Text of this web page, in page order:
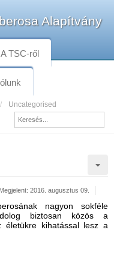
Alapítvány
A TSC-ről
Uncategorised
Megjelent: 2016. augusztus 09.
nagyon sokféle
biztosan közös a
életükre kihatással lesz a